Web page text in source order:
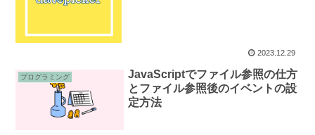
2023.12.29
プログラミング
JavaScriptでファイル参照の仕方
とファイル参照後のイベントの設
定方法